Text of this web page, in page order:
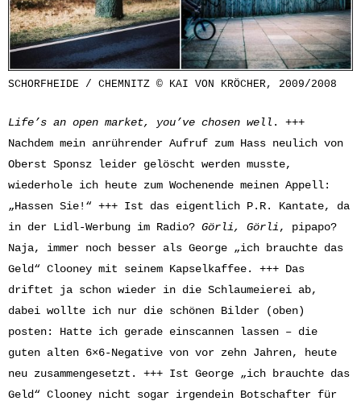
SCHORFHEIDE / CHEMNITZ © KAI VON KRÖCHER, 2009/2008
Life’s an open market, you’ve chosen well . +++
Nachdem mein anrührender Aufruf zum Hass neulich von
Oberst Sponsz leider gelöscht werden musste,
wiederhole ich heute zum Wochenende meinen Appell:
„Hassen Sie!“ +++ Ist das eigentlich P.R. Kantate, da
in der Lidl-Werbung im Radio? Görli, Görli, pipapo?
Naja, immer noch besser als George „ich brauchte das
Geld“ Clooney mit seinem Kapselkaffee. +++ Das
driftet ja schon wieder in die Schlaumeierei ab,
dabei wollte ich nur die schönen Bilder (oben)
posten: Hatte ich gerade einscannen lassen – die
guten alten 6×6-Negative von vor zehn Jahren, heute
neu zusammengesetzt. +++ Ist George „ich brauchte das
Geld“ Clooney nicht sogar irgendein Botschafter für